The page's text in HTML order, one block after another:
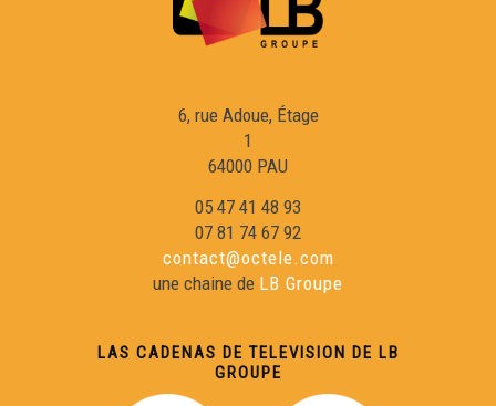
6, rue Adoue, Étage
1
64000 PAU
05 47 41 48 93
07 81 74 67 92
contact@octele.com
une chaine de LB Groupe
LAS CADENAS DE TELEVISION DE LB
GROUPE